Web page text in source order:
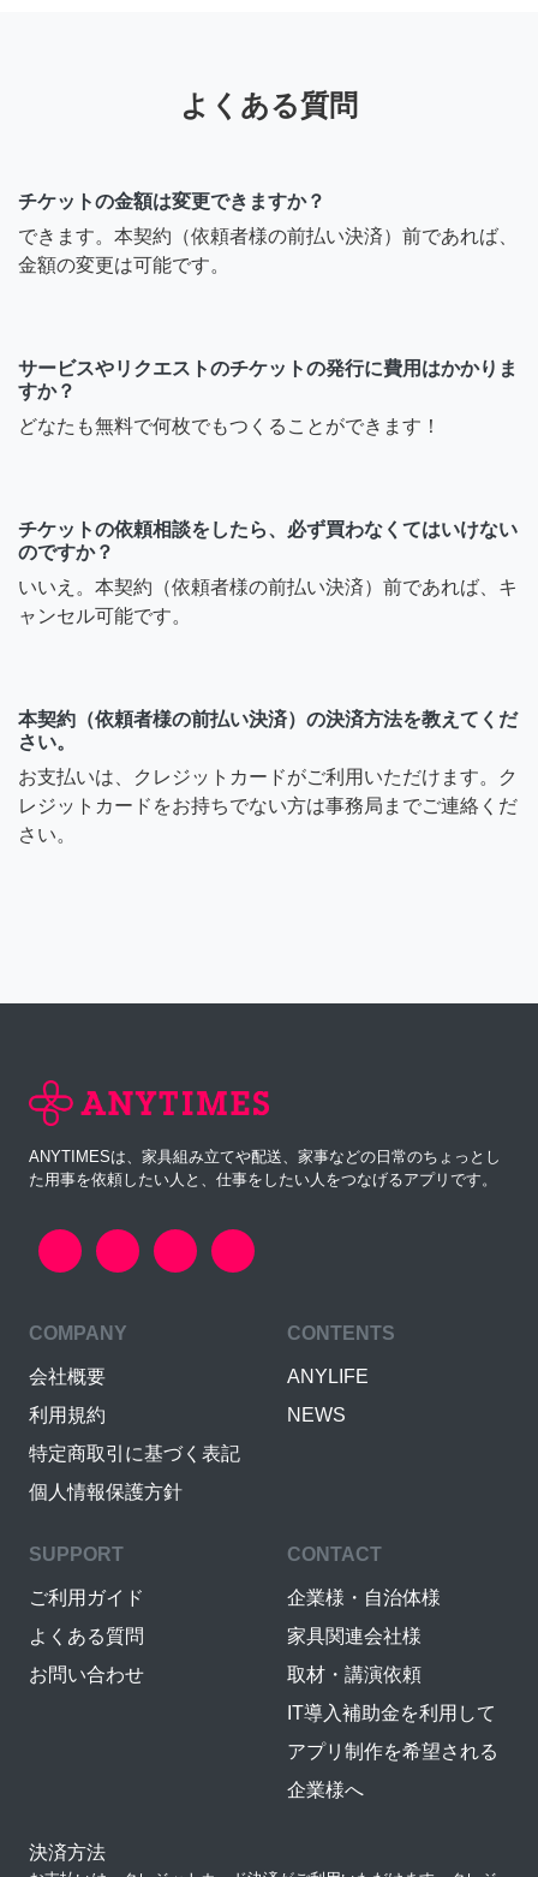
よくある質問
チケットの金額は変更できますか？
できます。本契約（依頼者様の前払い決済）前であれば、
金額の変更は可能です。
サービスやリクエストのチケットの発行に費用はかかりま
すか？
どなたも無料で何枚でもつくることができます！
チケットの依頼相談をしたら、必ず買わなくてはいけない
のですか？
いいえ。本契約（依頼者様の前払い決済）前であれば、キ
ャンセル可能です。
本契約（依頼者様の前払い決済）の決済方法を教えてくだ
さい。
お支払いは、クレジットカードがご利用いただけます。ク
レジットカードをお持ちでない方は事務局までご連絡くだ
さい。
ANYTIMESは、家具組み立てや配送、家事などの日常のちょっとし
た用事を依頼したい人と、仕事をしたい人をつなげるアプリです。
COMPANY
会社概要
利用規約
特定商取引に基づく表記
個人情報保護方針
CONTENTS
ANYLIFE
NEWS
SUPPORT
ご利用ガイド
よくある質問
お問い合わせ
CONTACT
企業様・自治体様
家具関連会社様
取材・講演依頼
IT導入補助金を利用して
アプリ制作を希望される
企業様へ
決済方法